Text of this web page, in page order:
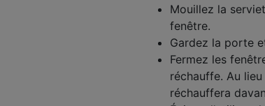
Mouillez la
fenêtre.
Gardez la porte
Fermez les
réchauffe. Au
réchauffera